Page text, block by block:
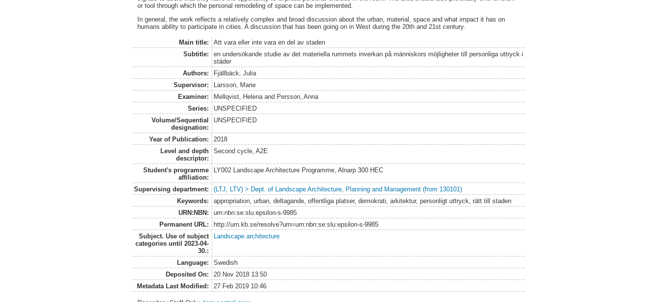
or tool through which the personal remodeling of space can be implemented.
In general, the work reflects a relatively complex and broad discussion about the urban, material, space and what impact it has on
humans ability to participate in cities. A discussion that has been going on in West during the 20th and 21st century.
Main title:
Att vara eller inte vara en del av staden
Subtitle:
en undersökande studie av det materiella rummets inverkan på människors möjligheter till personliga uttryck i
städer
Authors:
Fjällbäck, Julia
Supervisor:
Larsson, Marie
Examiner:
Mellqvist, Helenaand Persson, Anna
Series:
UNSPECIFIED
Volume/Sequential
designation:
UNSPECIFIED
Year of Publication:
2018
Level and depth
descriptor:
Second cycle, A2E
Student's programme
affiliation:
LY002 Landscape Architecture Programme, Alnarp 300 HEC
Supervising department:
(LTJ, LTV) > Dept. of Landscape Architecture, Planning and Management (from 130101)
Keywords:
appropriation, urban, deltagande, offentliga platser, demokrati, arkitektur, personligt uttryck, rätt till staden
URN:NBN:
urn:nbn:se:slu:epsilon-s-9985
Permanent URL:
http://urn.kb.se/resolve?urn=urn:nbn:se:slu:epsilon-s-9985
Subject. Use of subject
categories until 2023-04-
30.:
Landscape architecture
Language:
Swedish
Deposited On:
20 Nov 2018 13:50
Metadata Last Modified:
27 Feb 2019 10:46